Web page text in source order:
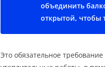
объединить
открытой, чтобы
Это обязательное